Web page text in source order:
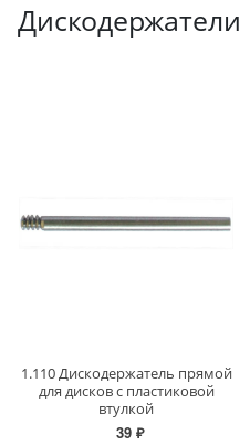
Дискодержатели
1.110 Дискодержатель прямой
для дисков с пластиковой
втулкой
39 ₽